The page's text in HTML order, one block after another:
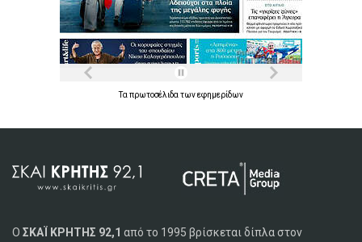
Τα πρωτοσέλιδα τωνεφημερίδων
Ο ΣΚΑΪ ΚΡΗΤΗΣ 92,1 από το 1995 βρίσκεται δίπλα στον